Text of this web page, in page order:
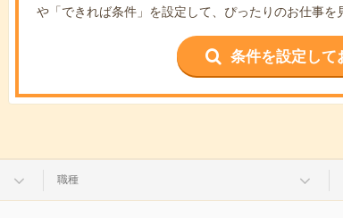
や「できれば条件」を設定して、ぴったりのお仕事を
条件を設定して
職種